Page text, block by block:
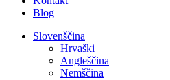
Blog
Slovenščina
Hrvaški
Angleščina
Nemščina